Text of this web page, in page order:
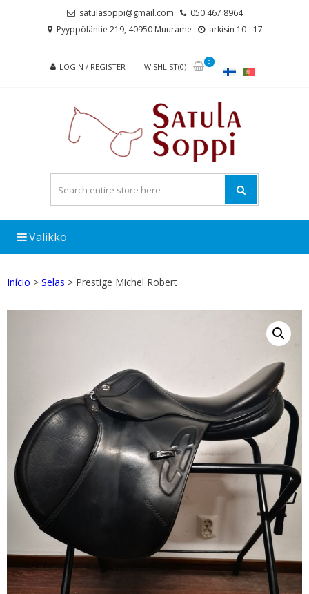
satulasoppi@gmail.com
050 467 8964
Pyyppöläntie 219, 40950 Muurame
arkisin 10 - 17
LOGIN / REGISTER WISHLIST(0)
0
Valikko
Início > Selas > Prestige Michel Robert